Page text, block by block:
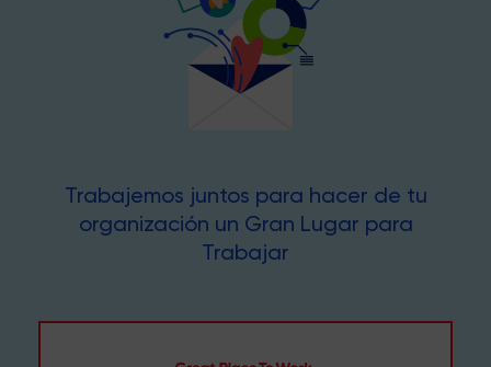
Trabajemos juntos para hacer de tu
organización un Gran Lugar para
Trabajar